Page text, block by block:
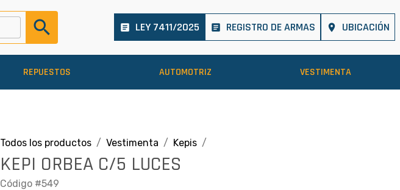
search article LEY 7411/2025 article REGISTRO DE ARMAS place UBICACIÓN
REPUESTOS AUTOMOTRIZ VESTIMENTA
Todos los productos Vestimenta Kepis
KEPI ORBEA C/5 LUCES
Código #549